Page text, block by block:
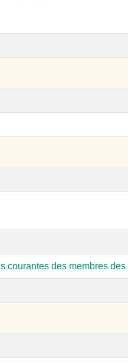
courantes des membres